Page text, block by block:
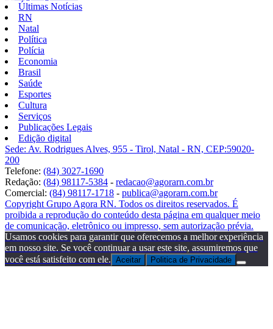
Últimas Notícias
RN
Natal
Política
Polícia
Economia
Brasil
Saúde
Esportes
Cultura
Serviços
Publicações Legais
Edição digital
Sede: Av. Rodrigues Alves, 955 - Tirol, Natal - RN, CEP:59020-
200
Telefone: (84) 3027-1690
Redação: (84) 98117-5384 - redacao@agorarn.com.br
Comercial: (84) 98117-1718 - publica@agorarn.com.br
Copyright Grupo Agora RN. Todos os direitos reservados. É
proibida a reprodução do conteúdo desta página em qualquer meio
de comunicação, eletrônico ou impresso, sem autorização prévia.
Usamos cookies para garantir que oferecemos a melhor experiência
em nosso site. Se você continuar a usar este site, assumiremos que
você está satisfeito com ele. Aceitar Politica de Privacidade